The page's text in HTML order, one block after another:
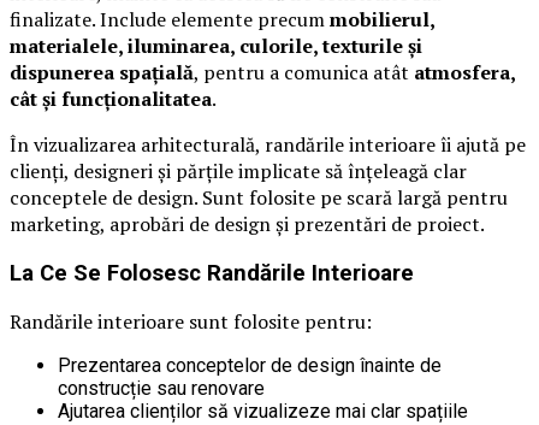
finalizate. Include elemente precummobilierul,
materialele, iluminarea, culorile, texturile și
dispunerea spațială, pentru a comunica atât atmosfera,
cât și funcționalitatea.
În vizualizarea arhitecturală, randările interioare îi ajută pe
clienți, designeri și părțile implicate să înțeleagă clar
conceptele de design. Sunt folosite pe scară largă pentru
marketing, aprobări de design și prezentări de proiect.
La Ce Se Folosesc Randările Interioare
Randările interioare sunt folosite pentru:
Prezentarea conceptelor de design înainte de
construcție sau renovare
Ajutarea clienților să vizualizeze mai clar spațiile